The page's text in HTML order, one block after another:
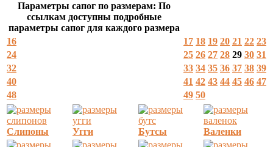
Параметры сапог по размерам: По
ссылкам доступны подробные
параметры сапог для каждого размера
16
17 18 19 20 21 22 23
24
25 26 27 28 29 30 31
32
33 34 35 36 37 38 39
40
41 42 43 44 45 46 47
48
49 50
Слипоны Угги Бутсы Валенки